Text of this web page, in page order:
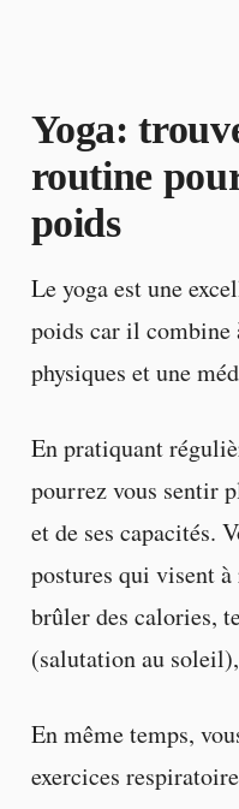
Yoga:
routine
poids
Le yoga est une
poids car il combine
physiques et une
En pratiquant
pourrez vous sentir
et de ses capacités.
postures qui visent
brûler des calories,
(salutation au
En même temps,
exercices